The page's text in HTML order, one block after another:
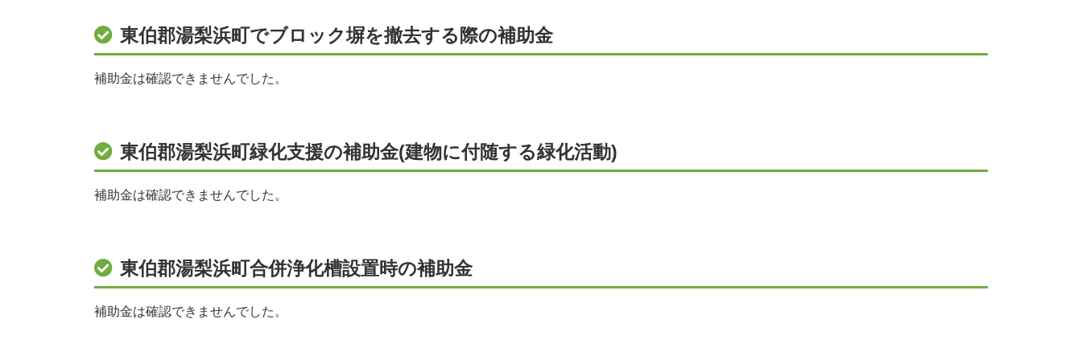
東伯郡湯梨浜町でブロック塀を撤去する際の補助金
補助金は確認できませんでした。
東伯郡湯梨浜町緑化支援の補助金(建物に付随する緑化活動)
補助金は確認できませんでした。
東伯郡湯梨浜町合併浄化槽設置時の補助金
補助金は確認できませんでした。